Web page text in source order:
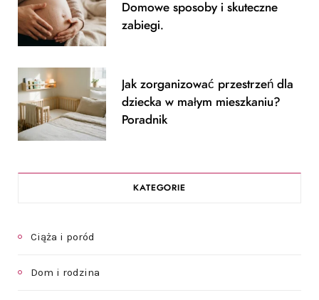
Domowe sposoby i skuteczne
zabiegi.
Jak zorganizować przestrzeń dla
dziecka w małym mieszkaniu?
Poradnik
KATEGORIE
Ciąża i poród
Dom i rodzina